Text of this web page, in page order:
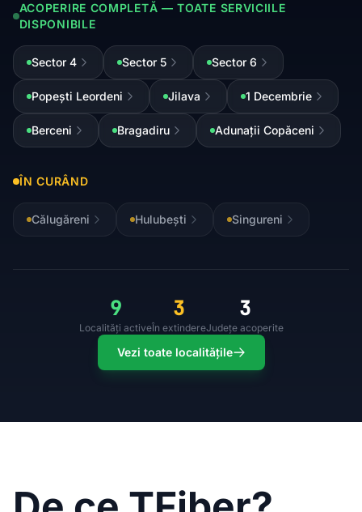
ACOPERIRE COMPLETĂ — TOATE SERVICIILE
DISPONIBILE
Sector 4 Sector 5 Sector 6
Popești Leordeni Jilava 1 Decembrie
Berceni Bragadiru Adunații Copăceni
ÎN CURÂND
Călugăreni Hulubești Singureni
9
Localități active
3
În extindere
3
Județe acoperite
Vezi toate localitățile